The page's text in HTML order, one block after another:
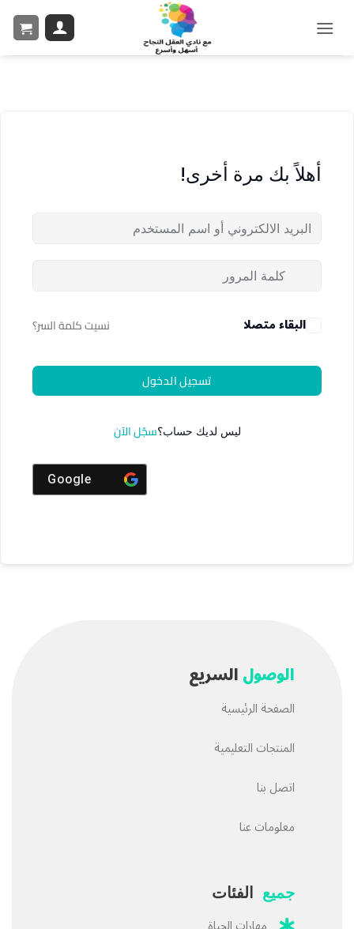
أهلاً بك مرة أخرى!
البقاء متصلا نسيت كلمة السر؟
تسجيل الدخول
ليس لديك حساب؟سجّل الآن
Google
الوصولالسريع
الصفحة الرئيسية
المنتجات التعليمية
اتصل بنا
معلومات عنا
جميع الفئات